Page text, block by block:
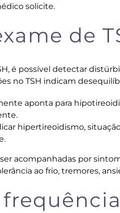
solicite.
de
é possível detectar
no TSH indicam
aponta para
hipertireoidismo,
acompanhadas por
ao frio, tremores,